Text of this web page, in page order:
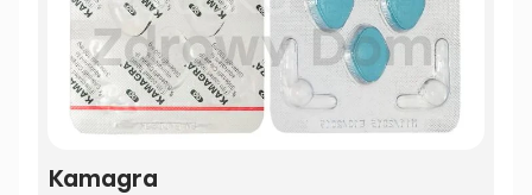
Kamagra